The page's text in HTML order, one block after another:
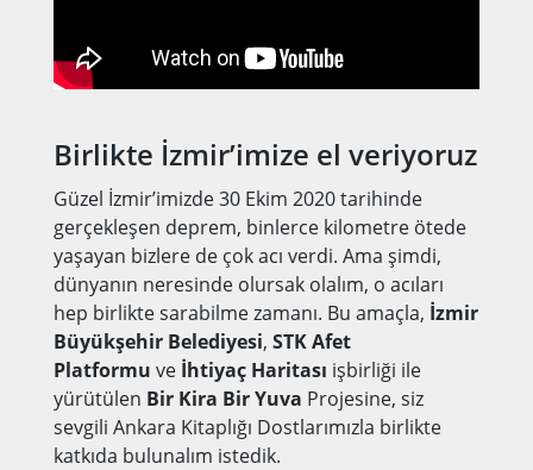
Birlikte İzmir’imize el veriyoruz
Güzel İzmir’imizde 30 Ekim 2020 tarihinde
gerçekleşen deprem, binlerce kilometre ötede
yaşayan bizlere de çok acı verdi. Ama şimdi,
dünyanın neresinde olursak olalım, o acıları
hep birlikte sarabilme zamanı. Bu amaçla, İzmir
Büyükşehir Belediyesi, STK Afet
Platformu veİhtiyaç Haritası işbirliği ile
yürütülen Bir Kira Bir Yuva Projesine, siz
sevgili Ankara Kitaplığı Dostlarımızla birlikte
katkıda bulunalım istedik.